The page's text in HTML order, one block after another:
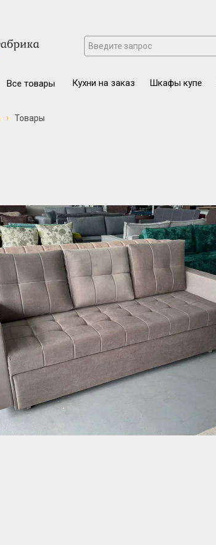
Кухни на заказ
Шкафы купе
Все товары
› Товары